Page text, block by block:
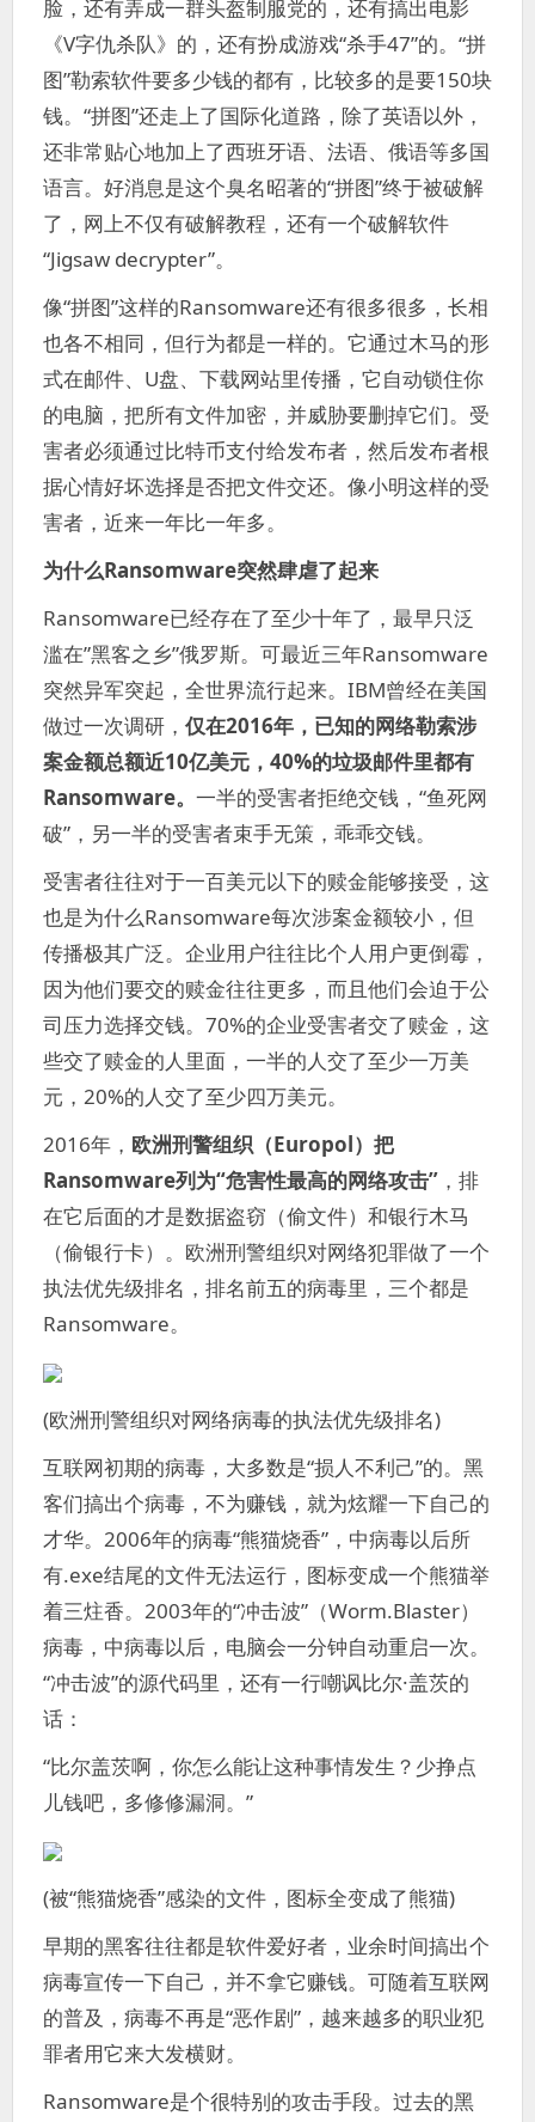
脸，还有弄成一群头盔制服党的，还有搞出电影
《V字仇杀队》的，还有扮成游戏“杀手47”的。“拼
图”勒索软件要多少钱的都有，比较多的是要150块
钱。“拼图”还走上了国际化道路，除了英语以外，
还非常贴心地加上了西班牙语、法语、俄语等多国
语言。好消息是这个臭名昭著的“拼图”终于被破解
了，网上不仅有破解教程，还有一个破解软件
“Jigsaw decrypter”。
像“拼图”这样的Ransomware还有很多很多，长相
也各不相同，但行为都是一样的。它通过木马的形
式在邮件、U盘、下载网站里传播，它自动锁住你
的电脑，把所有文件加密，并威胁要删掉它们。受
害者必须通过比特币支付给发布者，然后发布者根
据心情好坏选择是否把文件交还。像小明这样的受
害者，近来一年比一年多。
为什么Ransomware突然肆虐了起来
Ransomware已经存在了至少十年了，最早只泛
滥在”黑客之乡”俄罗斯。可最近三年Ransomware
突然异军突起，全世界流行起来。IBM曾经在美国
做过一次调研， 仅在2016年，已知的网络勒索涉
案金额总额近10亿美元，40%的垃圾邮件里都有
Ransomware。 一半的受害者拒绝交钱，“鱼死网
破”，另一半的受害者束手无策，乖乖交钱。
受害者往往对于一百美元以下的赎金能够接受，这
也是为什么Ransomware每次涉案金额较小，但
传播极其广泛。企业用户往往比个人用户更倒霉，
因为他们要交的赎金往往更多，而且他们会迫于公
司压力选择交钱。70%的企业受害者交了赎金，这
些交了赎金的人里面，一半的人交了至少一万美
元，20%的人交了至少四万美元。
2016年， 欧洲刑警组织（Europol）把
Ransomware列为“危害性最高的网络攻击” ，排
在它后面的才是数据盗窃（偷文件）和银行木马
（偷银行卡）。欧洲刑警组织对网络犯罪做了一个
执法优先级排名，排名前五的病毒里，三个都是
Ransomware。
(欧洲刑警组织对网络病毒的执法优先级排名)
互联网初期的病毒，大多数是“损人不利己”的。黑
客们搞出个病毒，不为赚钱，就为炫耀一下自己的
才华。2006年的病毒“熊猫烧香”，中病毒以后所
有.exe结尾的文件无法运行，图标变成一个熊猫举
着三炷香。2003年的“冲击波”（Worm.Blaster）
病毒，中病毒以后，电脑会一分钟自动重启一次。
“冲击波”的源代码里，还有一行嘲讽比尔·盖茨的
话：
“比尔盖茨啊，你怎么能让这种事情发生？少挣点
儿钱吧，多修修漏洞。”
(被“熊猫烧香”感染的文件，图标全变成了熊猫)
早期的黑客往往都是软件爱好者，业余时间搞出个
病毒宣传一下自己，并不拿它赚钱。可随着互联网
的普及，病毒不再是“恶作剧”，越来越多的职业犯
罪者用它来大发横财。
Ransomware是个很特别的攻击手段。过去的黑